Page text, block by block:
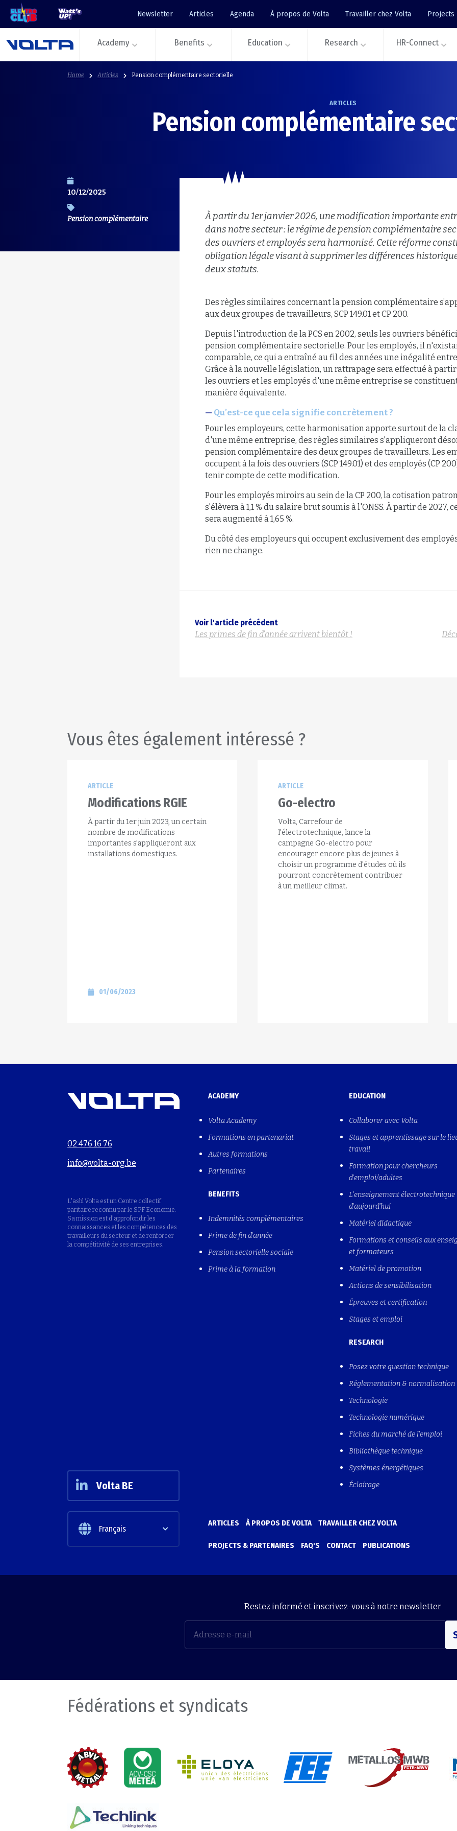
Newsletter Articles Agenda À propos de Volta Travailler chez Volta Projects
Academy Benefits Education Research HR-Connect
Home Articles Pension complémentaire sectorielle
ARTICLES
Pension complémentaire
10/12/2025
Pension complémentaire
À partir du 1er janvier 2026, une modification importante
dans notre secteur : le régime de pension complémentaire
des ouvriers et employés sera harmonisé. Cette réforme
obligation légale visant à supprimer les différences
deux statuts.
Des règles similaires concernant la pension complémentaire
aux deux groupes de travailleurs, SCP 149.01 et CP 200.
Depuis l'introduction de la PCS en 2002, seuls les ouvriers
pension complémentaire sectorielle. Pour les employés, il
comparable, ce qui a entraîné au fil des années une inégalité
Grâce à la nouvelle législation, un rattrapage sera effectué à
les ouvriers et les employés d'une même entreprise se
manière équivalente.
Qu’est-ce que cela signifie concrètement ?
Pour les employeurs, cette harmonisation apporte surtout de la
d'une même entreprise, des règles similaires s'appliqueront
pension complémentaire des deux groupes de travailleurs. Les
occupent à la fois des ouvriers (SCP 149.01) et des employés (CP
tenir compte de cette modification.
Pour les employés miroirs au sein de la CP 200, la cotisation
s'élèvera à 1,1 % du salaire brut soumis à l'ONSS. À partir de 2027,
sera augmenté à 1,65 %.
Du côté des employeurs qui occupent exclusivement des employés
rien ne change.
Voir l'article précédent
Les primes de fin d’année arrivent bientôt !
Vous êtes également intéressé ?
ARTICLE
Modifications RGIE
À partir du 1er juin 2023, un certain
nombre de modifications
importantes s’appliqueront aux
installations domestiques.
01/06/2023
ARTICLE
Go-electro
Volta, Carrefour de
l'électrotechnique, lance la
campagne Go-electro pour
encourager encore plus de jeunes à
choisir un programme d'études où ils
pourront concrètement contribuer
à un meilleur climat.
02 476 16 76
info@volta-org.be
L'asbl Volta est un Centre collectif
paritaire reconnu par le SPF Economie.
Sa mission est d'approfondir les
connaissances et les compétences des
travailleurs du secteur et de renforcer
la compétitivité de ses entreprises.
Volta BE
Français
ACADEMY
Volta Academy
Formations en partenariat
Autres formations
Partenaires
BENEFITS
Indemnités complémentaires
Prime de fin d'année
Pension sectorielle sociale
Prime à la formation
EDUCATION
Collaborer avec Volta
Stages et apprentissage sur le
travail
Formation pour chercheurs
d'emploi/adultes
L'enseignement électrotechnique
d'aujourd'hui
Matériel didactique
Formations et conseils aux
et formateurs
Matériel de promotion
Actions de sensibilisation
Épreuves et certification
Stages et emploi
RESEARCH
Posez votre question technique
Réglementation & normalisation
Technologie
Technologie numérique
Fiches du marché de l'emploi
Bibliothèque technique
Systèmes énergétiques
Éclairage
ARTICLES À PROPOS DE VOLTA TRAVAILLER CHEZ VOLTA
PROJECTS & PARTENAIRES FAQ'S CONTACT PUBLICATIONS
Restez informé et inscrivez-vous à notre newsletter
Fédérations et syndicats